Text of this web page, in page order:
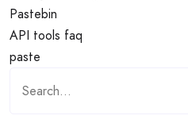
Pastebin
API tools faq
paste